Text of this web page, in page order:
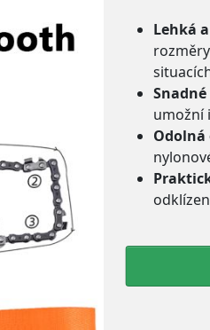
Lehká
umožní
Odolná